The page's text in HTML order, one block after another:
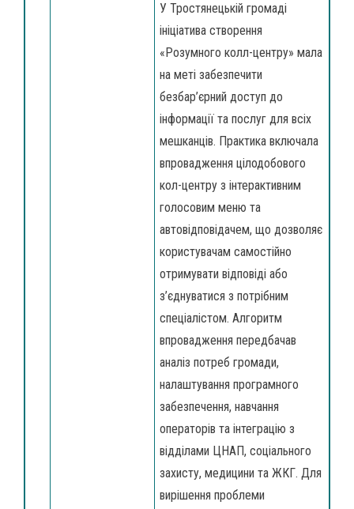
У Тростянецькій громаді
ініціатива створення
«Розумного колл-центру» мала
на меті забезпечити
безбар’єрний доступ до
інформації та послуг для всіх
мешканців. Практика включала
впровадження цілодобового
кол-центру з інтерактивним
голосовим меню та
автовідповідачем, що дозволяє
користувачам самостійно
отримувати відповіді або
з’єднуватися з потрібним
спеціалістом. Алгоритм
впровадження передбачав
аналіз потреб громади,
налаштування програмного
забезпечення, навчання
операторів та інтеграцію з
відділами ЦНАП, соціального
захисту, медицини та ЖКГ. Для
вирішення проблеми